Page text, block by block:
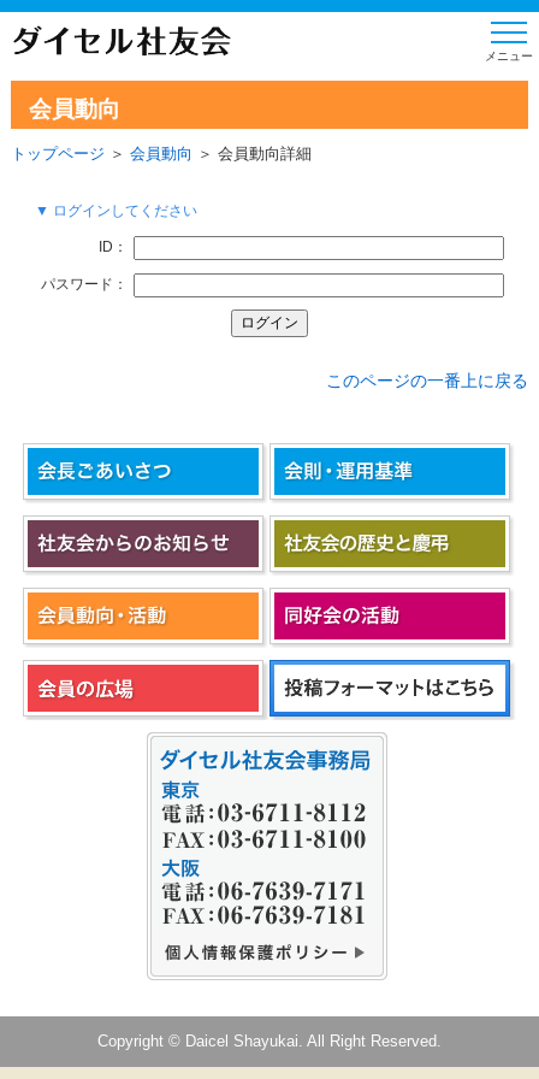
会員動向
トップページ ＞ 会員動向 ＞ 会員動向詳細
▼ ログインしてください
ID：
パスワード：
このページの一番上に戻る
Copyright © Daicel Shayukai. All Right Reserved.